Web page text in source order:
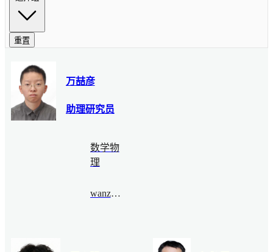
重置
万喆彦
助理研究员
数学物
理
wanzheyan@bimsa.cn